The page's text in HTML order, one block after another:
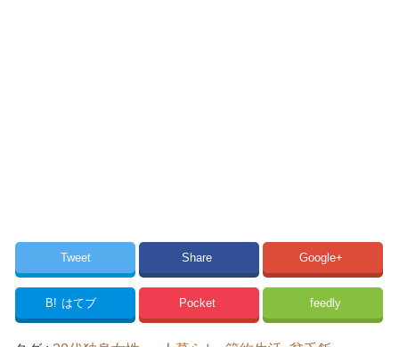
Tweet Share Google+
B! はてブ Pocket feedly